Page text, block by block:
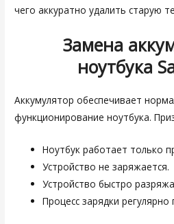
чего аккуратно удалить старую
Замена
ноутбука
Аккумулятор обеспечивает
функционирование ноутбука.
Ноутбук работает только
Устройство не заряжается.
Устройство быстро
Процесс зарядки регулярно